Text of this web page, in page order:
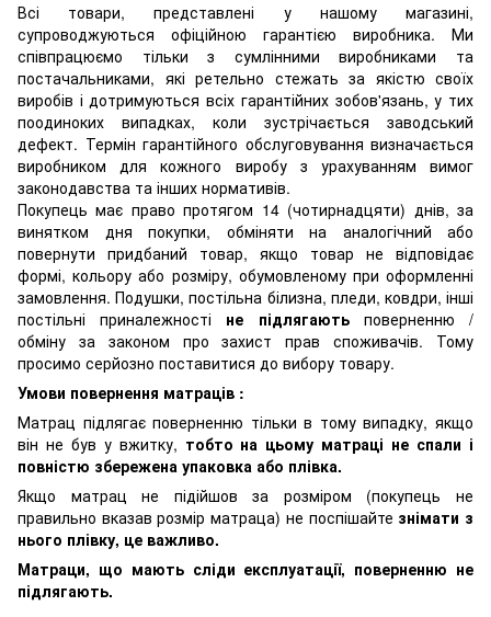
Всі товари, представлені у нашому магазині,
супроводжуються офіційною гарантією виробника. Ми
співпрацюємо тільки з сумлінними виробниками та
постачальниками, які ретельно стежать за якістю своїх
виробів і дотримуються всіх гарантійних зобов'язань, у тих
поодиноких випадках, коли зустрічається заводський
дефект. Термін гарантійного обслуговування визначається
виробником для кожного виробу з урахуванням вимог
законодавства та інших нормативів.
Покупець має право протягом 14 (чотирнадцяти) днів, за
винятком дня покупки, обміняти на аналогічний або
повернути придбаний товар, якщо товар не відповідає
формі, кольору або розміру, обумовленому при оформленні
замовлення. Подушки, постільна білизна, пледи, ковдри, інші
постільні приналежності не підлягаютьповерненню /
обміну за законом про захист прав споживачів. Тому
просимо серйозно поставитися до вибору товару.
Умови повернення матраців :
Матрац підлягає поверненню тільки в тому випадку, якщо
він не був у вжитку, тобто на цьому матраці не спали і
повністю збережена упаковка або плівка.
Якщо матрац не підійшов за розміром (покупець не
правильно вказав розмір матраца) не поспішайте знімати з
нього плівку, це важливо.
Матраци, що мають сліди експлуатації, поверненню не
підлягають.